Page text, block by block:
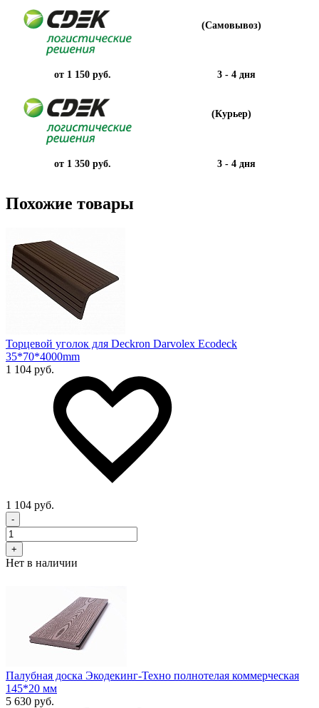
(Самовывоз)
от 1 150 руб. 3 - 4 дня
(Курьер)
от 1 350 руб. 3 - 4 дня
Похожие товары
Торцевой уголок для Deckron Darvolex Ecodeck
35*70*4000mm
1 104 руб.
1 104 руб.
-
+
Нет в наличии
Палубная доска Экодекинг-Техно полнотелая коммерческая
145*20 мм
5 630 руб.